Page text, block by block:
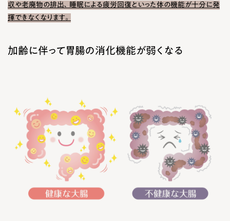
収や老廃物の排出、睡眠による疲労回復といった体の機能が十分に発
揮できなくなります。
加齢に伴って胃腸の消化機能が弱くなる